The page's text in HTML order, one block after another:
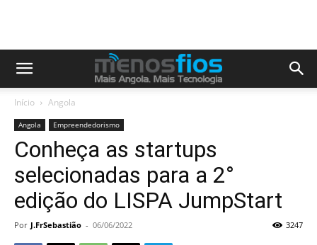
Início Angola
Angola Empreendedorismo
Conheça as startups
selecionadas para a 2°
edição do LISPA JumpStart
Por J.FrSebastião - 06/06/2022 3247